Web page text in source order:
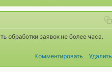
обработки заявок не более часа.
Комментировать
Удалить